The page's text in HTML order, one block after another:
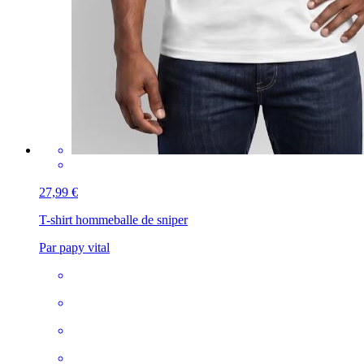
27,99 €
T-shirt hommeballe de sniper
Par papy vital